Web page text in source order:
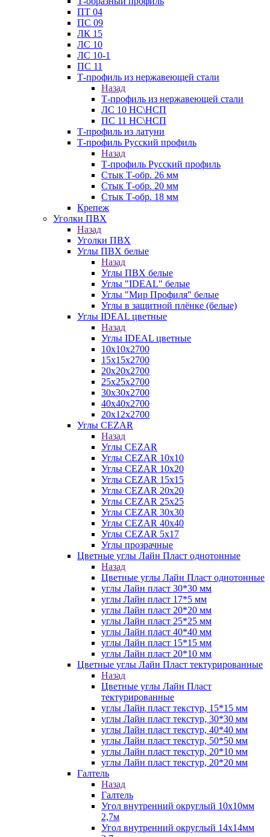
ПТ 04
ПС 09
ЛК 15
ЛС 10
ЛС 10-1
ПС 11
Т-профиль из нержавеющей стали
Назад
Т-профиль из нержавеющей стали
ЛС 10 НС\НСП
ПС 11 НС\НСП
Т-профиль из латуни
Т-профиль Русский профиль
Назад
Т-профиль Русский профиль
Стык Т-обр. 26 мм
Стык Т-обр. 20 мм
Стык Т-обр. 18 мм
Крепеж
Уголки ПВХ
Назад
Уголки ПВХ
Углы ПВХ белые
Назад
Углы ПВХ белые
Углы "IDEAL" белые
Углы "Мир Профиля" белые
Углы в защитной плёнке (белые)
Углы IDEAL цветные
Назад
Углы IDEAL цветные
10х10х2700
15х15х2700
20х20х2700
25х25х2700
30х30х2700
40х40х2700
20х12х2700
Углы CEZAR
Назад
Углы CEZAR
Углы CEZAR 10х10
Углы CEZAR 10х20
Углы CEZAR 15х15
Углы CEZAR 20х20
Углы CEZAR 25х25
Углы CEZAR 30х30
Углы CEZAR 40х40
Углы CEZAR 5х17
Углы прозрачные
Цветные углы Лайн Пласт однотонные
Назад
Цветные углы Лайн Пласт однотонные
углы Лайн пласт 30*30 мм
углы Лайн пласт 17*5 мм
углы Лайн пласт 20*20 мм
углы Лайн пласт 25*25 мм
углы Лайн пласт 40*40 мм
углы Лайн пласт 15*15 мм
углы Лайн пласт 20*10 мм
Цветные углы Лайн Пласт тектурированные
Назад
Цветные углы Лайн Пласт
тектурированные
углы Лайн пласт текстур, 15*15 мм
углы Лайн пласт текстур, 30*30 мм
углы Лайн пласт текстур, 40*40 мм
углы Лайн пласт текстур, 50*50 мм
углы Лайн пласт текстур, 20*10 мм
углы Лайн пласт текстур, 20*20 мм
Галтель
Назад
Галтель
Угол внутренний округлый 10х10мм
2,7м
Угол внутренний округлый 14х14мм